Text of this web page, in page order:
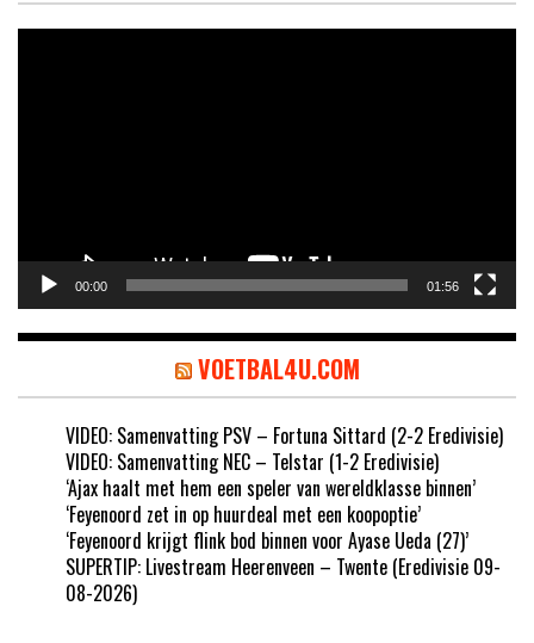
00:00 01:56
VOETBAL4U.COM
VIDEO: Samenvatting PSV – Fortuna Sittard (2-2 Eredivisie)
VIDEO: Samenvatting NEC – Telstar (1-2 Eredivisie)
‘Ajax haalt met hem een speler van wereldklasse binnen’
‘Feyenoord zet in op huurdeal met een koopoptie’
‘Feyenoord krijgt flink bod binnen voor Ayase Ueda (27)’
SUPERTIP: Livestream Heerenveen – Twente (Eredivisie 09-
08-2026)